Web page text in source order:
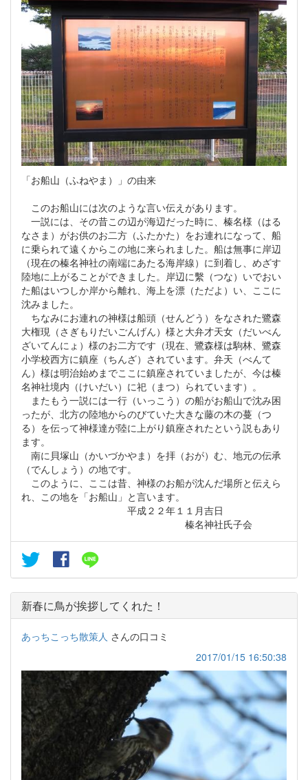
「お船山（ふねやま）」の由来
このお船山には次のような言い伝えがあります。
一説には、その昔この辺が海辺だった時に、榛名様（はる
なさま）がお供のお二方（ふたかた）をお連れになって、船
に乗られて遠くからこの地に来られました。船は無事に岸辺
（現在の榛名神社の南端にあたる海岸線）に到着し、めざす
陸地に上がることができました。岸辺に繫（つな）いでおい
た船はいつしか岸から離れ、海上を漂（ただよ）い、ここに
沈みました。
ちなみにお連れの神様は船頭（せんどう）をなされた鷺森
大権現（さぎもりだいごんげん）様と大弁才天女（だいべん
ざいてんにょ）様のお二方です（現在、鷺森様は駒林、鷺森
小学校西方に鎮座（ちんざ）されています。弁天（べんて
ん）様は明治始めまでここに鎮座されていましたが、今は榛
名神社境内（けいだい）に祀（まつ）られています）。
またもう一説には一行（いっこう）の船がお船山で沈み困
ったが、北方の陸地からのびていた大きな藤の木の蔓（つ
る）を伝って神様達が陸に上がり鎮座されたという説もあり
ます。
南に貝塚山（かいづかやま）を拝（おが）む、地元の伝承
（でんしょう）の地です。
このように、ここは昔、神様のお船が沈んだ場所と伝えら
れ、この地を「お船山」と言います。
平成２２年１１月吉日
榛名神社氏子会
新春に鳥が挨拶してくれた！
あっちこっち散策人 さんの口コミ
2017/01/15 16:50:38